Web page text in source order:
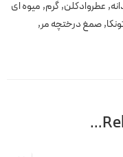
, عطروادکلن,گرم, میوه ای
,صمغ درختچه مر,